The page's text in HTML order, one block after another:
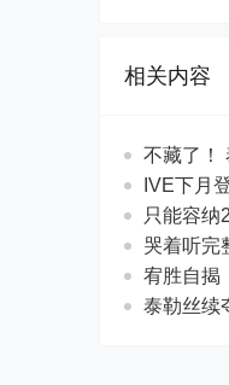
相关内容
不藏了
IVE下月
只能容纳
哭着听
宥胜自
泰勒丝